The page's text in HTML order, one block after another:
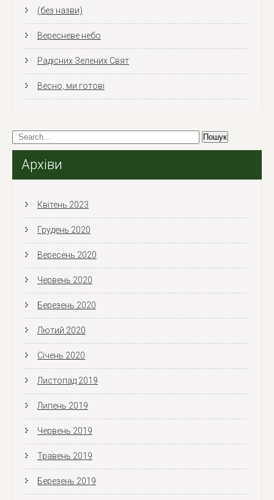
(без назви)
Вересневе небо
Радісних Зелених Свят
Весно, ми готові
Архіви
Квітень 2023
Грудень 2020
Вересень 2020
Червень 2020
Березень 2020
Лютий 2020
Січень 2020
Листопад 2019
Липень 2019
Червень 2019
Травень 2019
Березень 2019